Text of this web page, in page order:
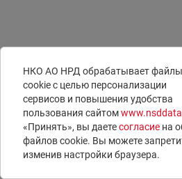
НКО АО НРД обрабатывает файлы
сookie с целью персонализации
сервисов и повышения удобства
пользования сайтом
«Принять», вы даетесогласие на
файлов cookie. Вы можете
изменив настройки браузера.
Документы
Юридическая информация
Контакты
Вопросы и ответы
Раскрытие
ISIN-коды
LEI-коды
E-voting –